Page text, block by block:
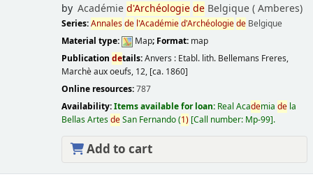
by Académied'ArchéologiedeBelgique (Amberes)
Series:Annalesde l'Académied'ArchéologiedeBelgique
Material type:
Map; Format: map
Publication details:Anvers : Etabl. lith. Bellemans Freres,
Marchè aux oeufs, 12, [ca. 1860]
Online resources:787
Availability:Items available for loan: Real Academia dela
Bellas ArtesdeSan Fernando(1) Call number: Mp-99 .
Add to cart